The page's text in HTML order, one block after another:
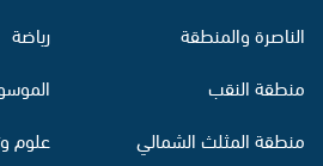
الناصرة والمنطقة
منطقة النقب
منطقة المثلث الشمالي
رياضة
علوم